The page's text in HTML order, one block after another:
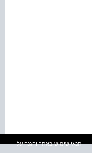
תנאי שימוש באתר והגנה על